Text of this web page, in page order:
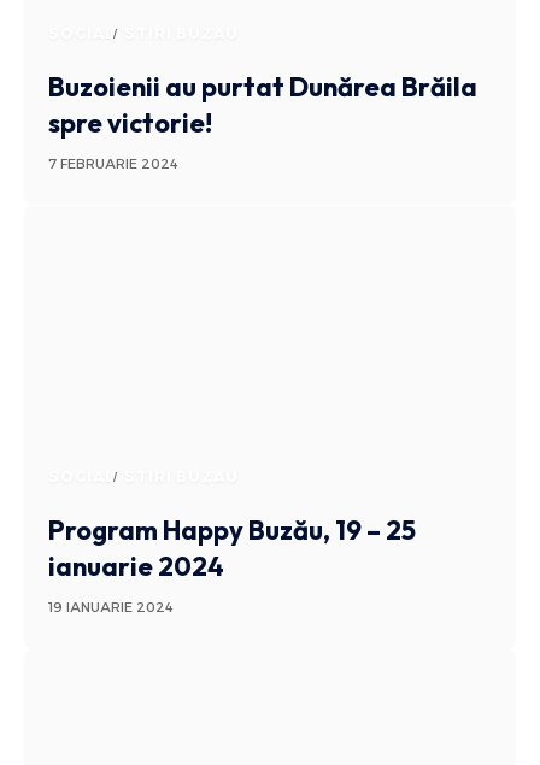
SOCIAL
Buzoienii au purtat Dunărea Brăila
spre victorie!
7 FEBRUARIE 2024
SOCIAL
Program Happy Buzău, 19 – 25
ianuarie 2024
19 IANUARIE 2024